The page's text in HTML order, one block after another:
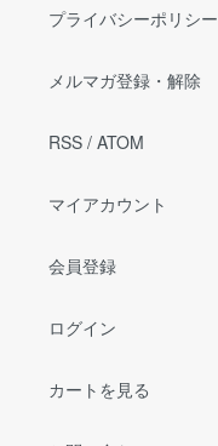
プライバシーポリシー
メルマガ登録・解除
RSS / ATOM
マイアカウント
会員登録
ログイン
カートを見る